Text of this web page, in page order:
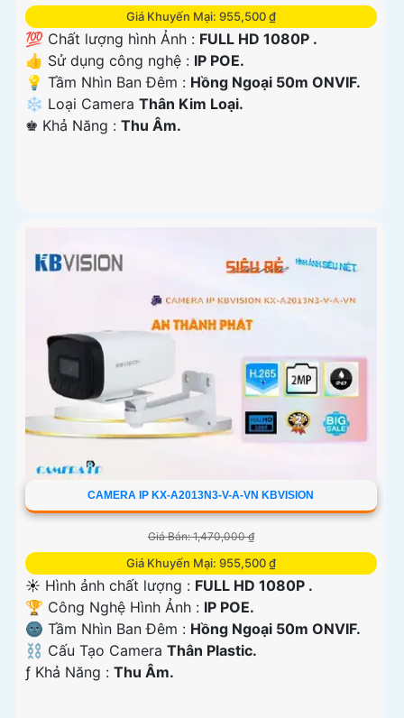
Giá Khuyến Mại: 955,500 ₫
💯 Chất lượng hình Ảnh : FULL HD 1080P .
👍 Sử dụng công nghệ : IP POE.
💡 Tầm Nhìn Ban Đêm : Hồng Ngoại 50m ONVIF.
❄ Loại Camera Thân Kim Loại.
️♚ Khả Năng : Thu Âm.
CAMERA IP KX-A2013N3-V-A-VN KBVISION
Giá Bán: 1,470,000 ₫
Giá Khuyến Mại: 955,500 ₫
☀️ Hình ảnh chất lượng : FULL HD 1080P .
🏆 Công Nghệ Hình Ảnh : IP POE.
🌚 Tầm Nhìn Ban Đêm : Hồng Ngoại 50m ONVIF.
⛓ Cấu Tạo Camera Thân Plastic.
️ƒ Khả Năng : Thu Âm.